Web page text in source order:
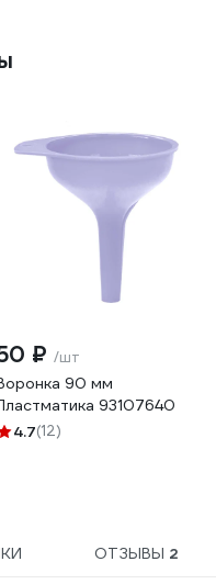
₽ /шт
90 мм
93107640
4.7(12)
ОТЗЫВЫ 2